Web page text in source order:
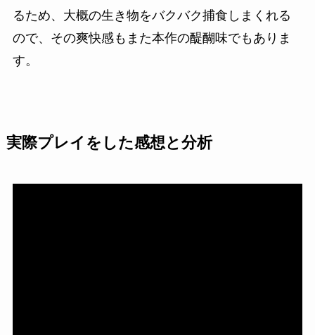
るため、大概の生き物をバクバク捕食しまくれる
ので、その爽快感もまた本作の醍醐味でもありま
す。
実際プレイをした感想と分析